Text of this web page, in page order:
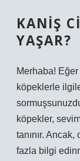
KANIŞ
YAŞAR?
Merhaba!
köpeklerle
köpekler,
tanınır.
fazla bilgi